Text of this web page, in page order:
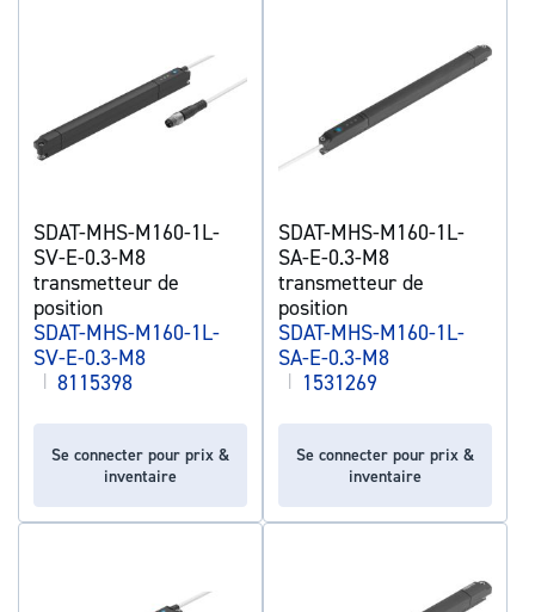
SDAT-MHS-M160-1L-
SV-E-0.3-M8
transmetteur de
position
SDAT-MHS-M160-1L-
SV-E-0.3-M8
| 8115398
Se connecter pour prix &
inventaire
SDAT-MHS-M160-1L-
SA-E-0.3-M8
transmetteur de
position
SDAT-MHS-M160-1L-
SA-E-0.3-M8
| 1531269
Se connecter pour prix &
inventaire